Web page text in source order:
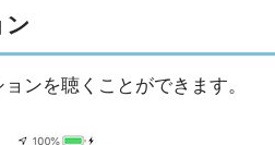
ン
ンを聴くことができます。